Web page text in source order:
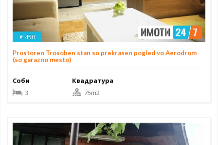
€ 450
Prostoren Trosoben stan so prekrasen pogled vo Aerodrom
(so garazno mesto)
Соби
3
Квадратура
75m2